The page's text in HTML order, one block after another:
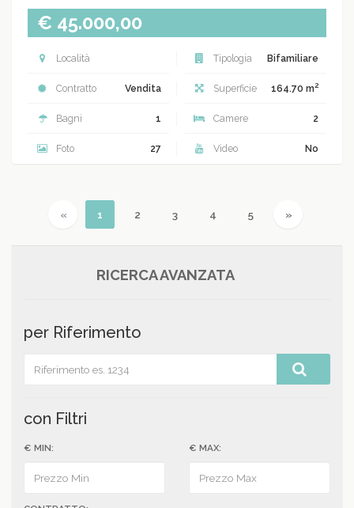
€ 45.000,00
Località Tipologia Bifamiliare
Contratto Vendita Superficie 164.70 m2
Bagni 1 Camere 2
Foto 27 Video No
«Previous
1 (current)
2 3 4 5 »Next
RICERCA AVANZATA
per Riferimento
con Filtri
€ MIN: € MAX: